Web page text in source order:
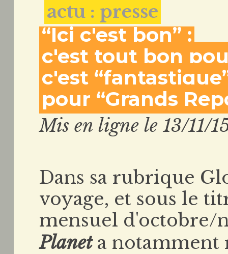
actu : presse
“Ici c'est bon” :
c'est tout bon
c'est
pour “Grands
Mis en ligne le 13/11/
Dans sa rubrique
voyage, et sous le
mensuel d'octobre/
Planet a